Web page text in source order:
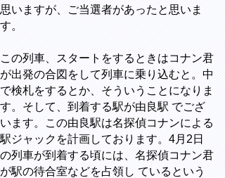
思いますが、ご当選者があったと思いま
す。
この列車、スタートをするときはコナン君
が出発の合図をして列車に乗り込むと。中
で検札をするとか、そういうことになりま
す。そして、到着する駅が由良駅 でござ
います。この由良駅は名探偵コナンによる
駅ジャックを計画しております。4月2日
の列車が到着する頃には、名探偵コナン君
が駅の待合室などを占領し ているという